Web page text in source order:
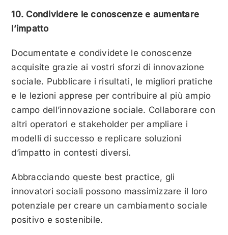
10. Condividere le conoscenze e aumentare
l’impatto
Documentate e condividete le conoscenze
acquisite grazie ai vostri sforzi di innovazione
sociale. Pubblicare i risultati, le migliori pratiche
e le lezioni apprese per contribuire al più ampio
campo dell’innovazione sociale. Collaborare con
altri operatori e stakeholder per ampliare i
modelli di successo e replicare soluzioni
d’impatto in contesti diversi.
Abbracciando queste best practice, gli
innovatori sociali possono massimizzare il loro
potenziale per creare un cambiamento sociale
positivo e sostenibile.